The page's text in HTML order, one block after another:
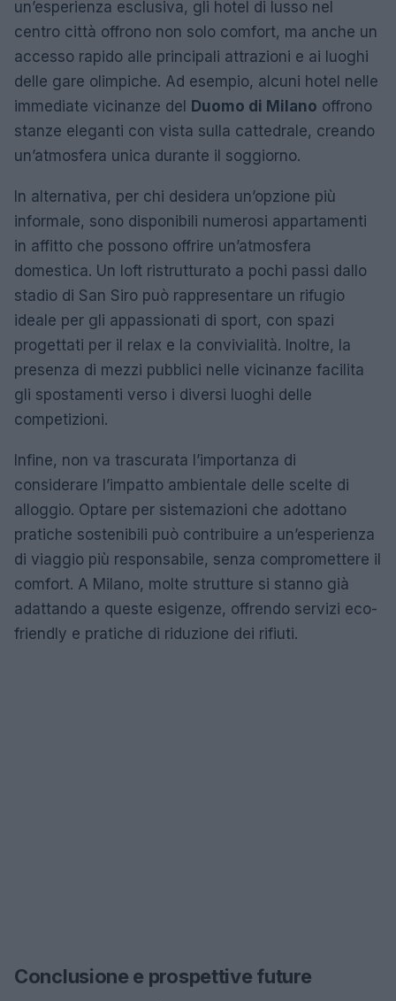
un’esperienza esclusiva, gli hotel di lusso nel
centro città offrono non solo comfort, ma anche un
accesso rapido alle principali attrazioni e ai luoghi
delle gare olimpiche. Ad esempio, alcuni hotel nelle
immediate vicinanze del Duomo di Milano offrono
stanze eleganti con vista sulla cattedrale, creando
un’atmosfera unica durante il soggiorno.
In alternativa, per chi desidera un’opzione più
informale, sono disponibili numerosi appartamenti
in affitto che possono offrire un’atmosfera
domestica. Un loft ristrutturato a pochi passi dallo
stadio di San Siro può rappresentare un rifugio
ideale per gli appassionati di sport, con spazi
progettati per il relax e la convivialità. Inoltre, la
presenza di mezzi pubblici nelle vicinanze facilita
gli spostamenti verso i diversi luoghi delle
competizioni.
Infine, non va trascurata l’importanza di
considerare l’impatto ambientale delle scelte di
alloggio. Optare per sistemazioni che adottano
pratiche sostenibili può contribuire a un’esperienza
di viaggio più responsabile, senza compromettere il
comfort. A Milano, molte strutture si stanno già
adattando a queste esigenze, offrendo servizi eco-
friendly e pratiche di riduzione dei rifiuti.
Conclusione e prospettive future